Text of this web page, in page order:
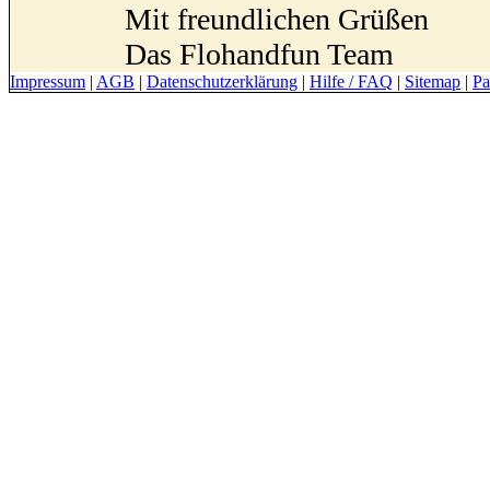
Mit freundlichen Grüßen
Das Flohandfun Team
Impressum | AGB | Datenschutzerklärung | Hilfe / FAQ | Sitemap |